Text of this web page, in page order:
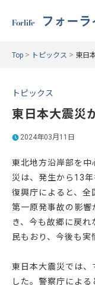
Forlife フォーラ
Top > トピックス > 東日
トピックス
東日本大震災
2024年03月11日
東北地方沿岸部を
災は、発生から13年
復興庁によると、
第一原発事故の影
き、今も故郷に戻
民もおり、今後も実
東日本大震災では
した。警察庁によ